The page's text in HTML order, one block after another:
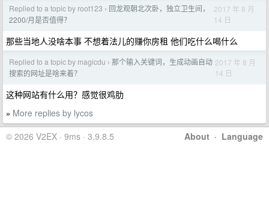
Replied to a topic by root123 › 回龙观朝北次卧，独立卫生间，
2200/月是否值得？
2017 年 8 月
14 日
那些当地人没啥本事 不想着法儿的赚你房租 他们吃什么喝什么
Replied to a topic by magicdu › 那个输入关键词，生成动画自动
搜索的网址是啥来着？
2017 年 8 月
14 日
这种网站有什么用？感觉很鸡肋
» More replies by lycos
About · Language
© 2026 V2EX · 9ms · 3.9.8.5